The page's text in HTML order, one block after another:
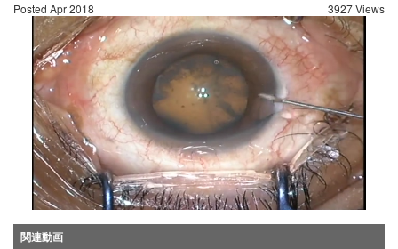
Posted Apr 2018 3927 Views
関連動画